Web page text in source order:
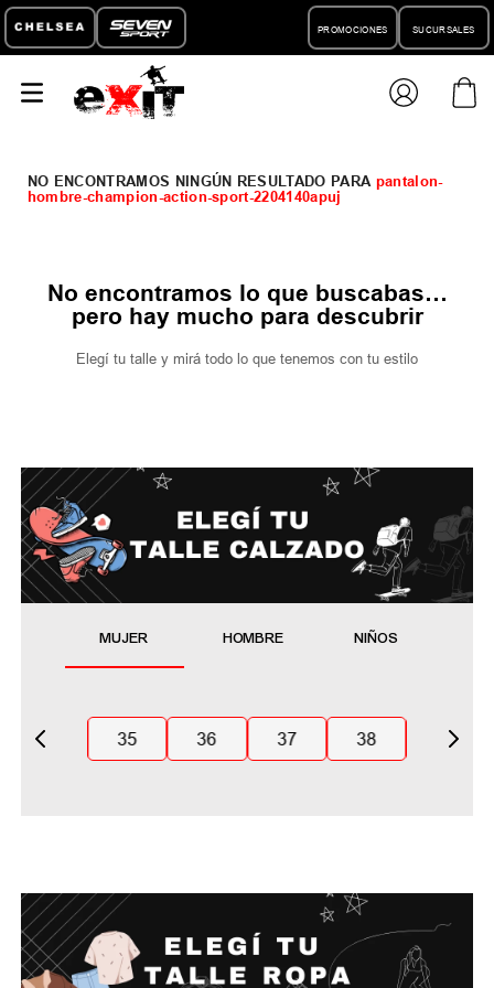
PROMOCIONES SUCURSALES
pantalon-
hombre-champion-action-sport-2204140apuj
No encontramos lo que buscabas…
pero hay mucho para descubrir
Elegí tu talle y mirá todo lo que tenemos con tu estilo
MUJER HOMBRE NIÑOS
35 36 37 38